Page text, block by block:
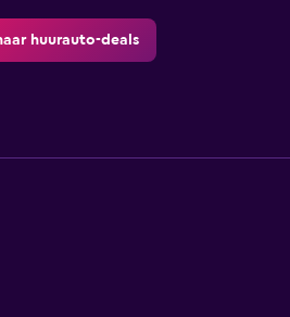
huurauto-deals